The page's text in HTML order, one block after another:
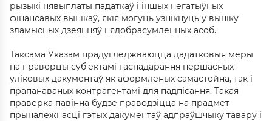
рызыкі нявыплаты падаткаў і іншых негатыўных
фінансавых вынікаў, якія могуць узнікнуць у выніку
зламысных дзеянняў нядобрасумленных асоб.
Таксама Указам прадугледжваюцца дадатковыя меры
па праверцы суб'ектамі гаспадарання першасных
уліковых дакументаў як аформленых самастойна, так і
прапанаваных контрагентамі для падпісання. Такая
праверка павінна будзе праводзіцца на прадмет
прыналежнасці гэтых дакументаў адпраўшчыку тавару і